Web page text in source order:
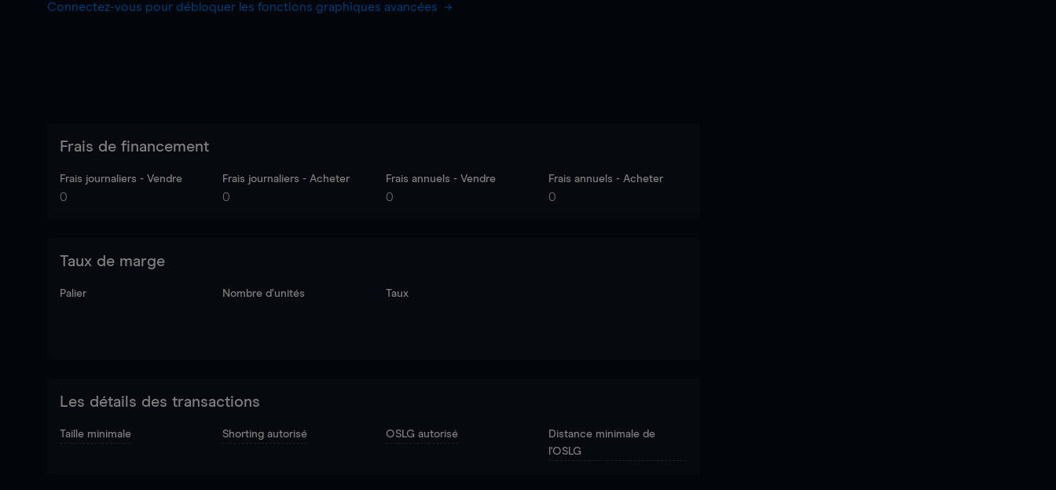
Connectez-vous pour débloquer les fonctions graphiques avancées
Frais de financement
Frais journaliers - Vendre
0
Frais journaliers - Acheter
0
Frais annuels - Vendre
0
Frais annuels - Acheter
0
Taux de marge
Palier Nombre d’unités Taux
Les détails des transactions
Taille minimale Shorting autorisé OSLG autorisé
Distance minimale de
l'OSLG